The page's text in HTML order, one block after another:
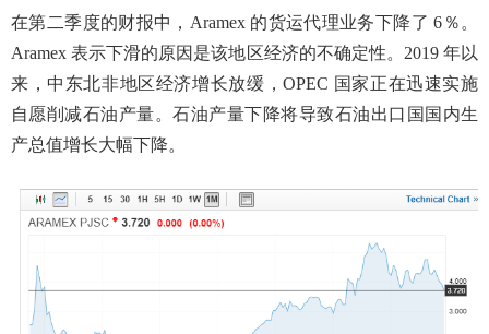
在第二季度的财报中，Aramex 的货运代理业务下降了 6％。
Aramex 表示下滑的原因是该地区经济的不确定性。2019 年以
来，中东北非地区经济增长放缓，OPEC 国家正在迅速实施
自愿削减石油产量。石油产量下降将导致石油出口国国内生
产总值增长大幅下降。